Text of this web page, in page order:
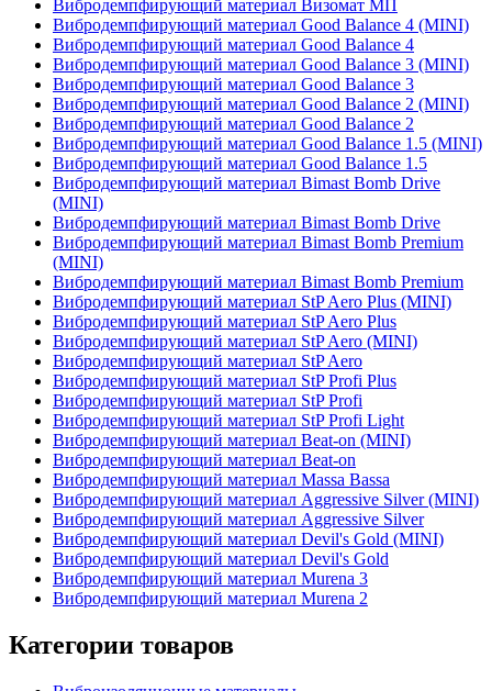
Вибродемпфирующий материал Визомат МП
Вибродемпфирующий материал Good Balance 4 (MINI)
Вибродемпфирующий материал Good Balance 4
Вибродемпфирующий материал Good Balance 3 (MINI)
Вибродемпфирующий материал Good Balance 3
Вибродемпфирующий материал Good Balance 2 (MINI)
Вибродемпфирующий материал Good Balance 2
Вибродемпфирующий материал Good Balance 1.5 (MINI)
Вибродемпфирующий материал Good Balance 1.5
Вибродемпфирующий материал Bimast Bomb Drive
(MINI)
Вибродемпфирующий материал Bimast Bomb Drive
Вибродемпфирующий материал Bimast Bomb Premium
(MINI)
Вибродемпфирующий материал Bimast Bomb Premium
Вибродемпфирующий материал StP Aero Plus (MINI)
Вибродемпфирующий материал StP Aero Plus
Вибродемпфирующий материал StP Aero (MINI)
Вибродемпфирующий материал StP Aero
Вибродемпфирующий материал StP Profi Plus
Вибродемпфирующий материал StP Profi
Вибродемпфирующий материал StP Profi Light
Вибродемпфирующий материал Beat-on (MINI)
Вибродемпфирующий материал Beat-on
Вибродемпфирующий материал Massa Bassa
Вибродемпфирующий материал Aggressive Silver (MINI)
Вибродемпфирующий материал Aggressive Silver
Вибродемпфирующий материал Devil's Gold (MINI)
Вибродемпфирующий материал Devil's Gold
Вибродемпфирующий материал Murena 3
Вибродемпфирующий материал Murena 2
Категории товаров